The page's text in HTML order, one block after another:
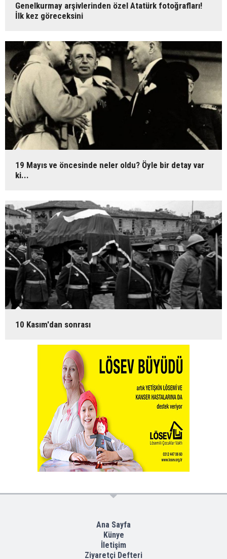
Genelkurmay arşivlerinden özel Atatürk fotoğrafları!
İlk kez göreceksini
19 Mayıs ve öncesinde neler oldu? Öyle bir detay var
ki...
10 Kasım'dan sonrası
Ana Sayfa
Künye
İletişim
Ziyaretçi Defteri